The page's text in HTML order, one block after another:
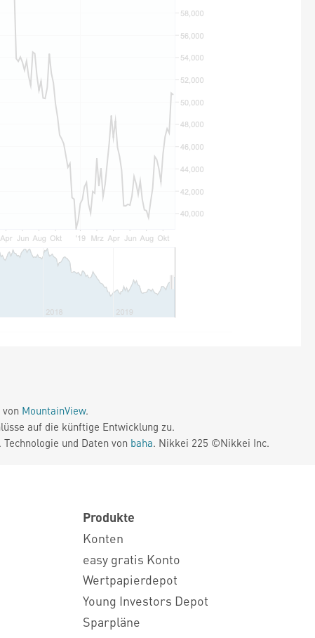
MountainView.
auf die künftige Entwicklung zu.
und Daten von baha. Nikkei 225 ©Nikkei Inc.
Produkte
Konten
easy gratis Konto
Wertpapierdepot
Young Investors Depot
Sparpläne